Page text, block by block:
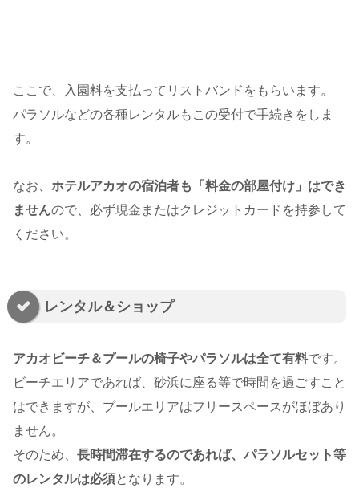
ここで、入園料を支払ってリストバンドをもらいます。
パラソルなどの各種レンタルもこの受付で手続きをしま
す。
なお、 ホテルアカオの宿泊者も「料金の部屋付け」はでき
ませんので、必ず現金またはクレジットカードを持参して
ください。
レンタル＆ショップ
アカオビーチ＆プールの椅子やパラソルは全て有料です。
ビーチエリアであれば、砂浜に座る等で時間を過ごすこと
はできますが、プールエリアはフリースペースがほぼあり
ません。
そのため、 長時間滞在するのであれば、パラソルセット等
のレンタルは必須となります。